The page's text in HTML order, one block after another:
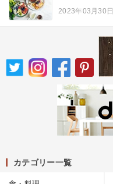
2023年03月30日
カテゴリー一覧